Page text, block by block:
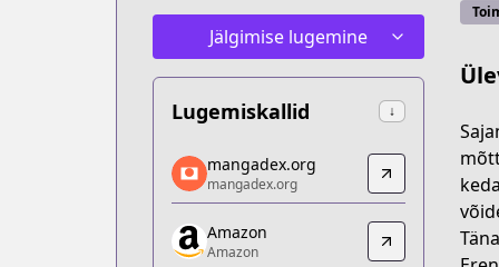
Jälgimise lugemine
Lugemiskallid ↓
mangadex.org
mangadex.org
https://mangadex.org/title/304ceac3-
Amazon
mangadex.org
mangadex.org
Amazon
Amazon